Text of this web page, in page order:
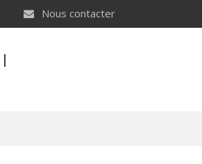
Nous contacter